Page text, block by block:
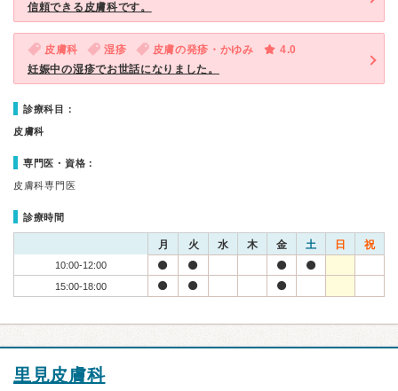
信頼できる皮膚科です。
皮膚科 湿疹 皮膚の発疹・かゆみ
4.0
妊娠中の湿疹でお世話になりました。
診療科目：
皮膚科
専門医・資格：
皮膚科専門医
診療時間
月 火 水 木 金 土 日 祝
10:00-12:00
15:00-18:00
里見皮膚科